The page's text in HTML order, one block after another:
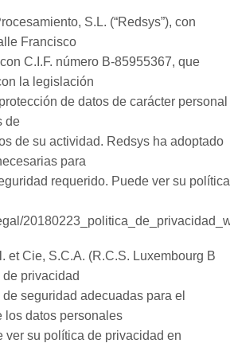
S.L. (“Redsys”), con
Francisco
C.I.F. número B-85955367, que
la legislación
de datos de carácter personal
de
de su actividad. Redsys ha adoptado
para
requerido. Puede ver su política
et Cie, S.C.A. (R.C.S. Luxembourg B
privacidad
seguridad adecuadas para el
los datos personales
ver su política de privacidad en